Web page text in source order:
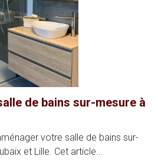
de bains sur-mesure à
votre salle de bains sur-
et Lille. Cet article...